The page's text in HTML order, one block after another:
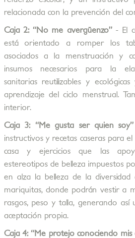
relacionada con la prevención del
Caja 2: “No me avergüenzo”- El
está orientado a romper los
asociados a la menstruación y
insumos necesarios para la
sanitarias reutilizables y
aprendizaje del ciclo menstrual.
interior.
Caja 3: “Me gusta ser quien soy”
instructivos y recetas caseras para
casa y ejercicios que las
estereotipos de belleza impuestos
en alza la belleza de la
mariquitas, donde podrán vestir a
rasgos, peso y talla, generando
aceptación propia.
Caja 4: “Me protejo conociendo mis